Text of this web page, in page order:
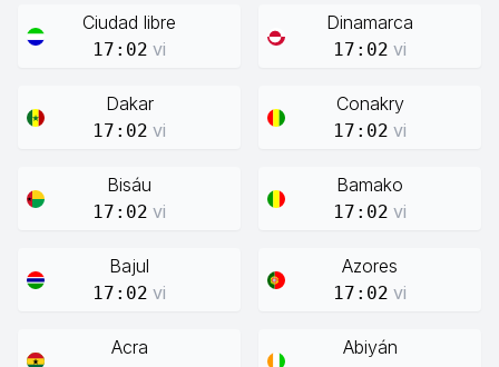
Ciudad libre
17:02 vi
Dinamarca
17:02 vi
Dakar
17:02 vi
Conakry
17:02 vi
Bisáu
17:02 vi
Bamako
17:02 vi
Bajul
17:02 vi
Azores
17:02 vi
Acra Abiyán